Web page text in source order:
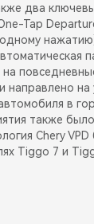
два
Tap
направлено
в
также
Chery
Tiggo 7 и